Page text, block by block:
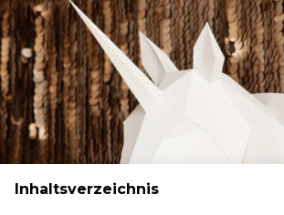
Inhaltsverzeichnis